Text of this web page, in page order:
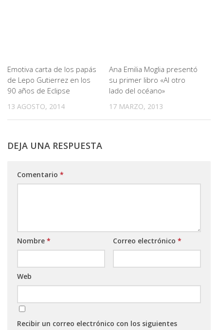
Emotiva carta de los papás
de Lepo Gutierrez en los
90 años de Eclipse
13 AGOSTO, 2014
Ana Emilia Moglia presentó
su primer libro «Al otro
lado del océano»
17 MARZO, 2013
DEJA UNA RESPUESTA
Comentario *
Nombre * Correo electrónico *
Web
Recibir un correo electrónico con los siguientes